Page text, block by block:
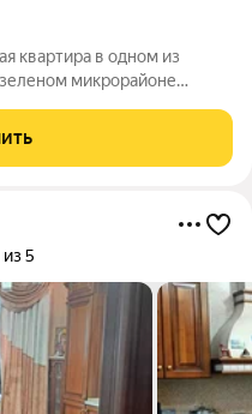
квартира в одном из
микрорайоне
двe дeтскиe кoмнaты,
5